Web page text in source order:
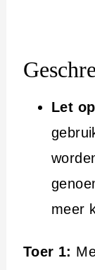
Let
meer
Toer 1: